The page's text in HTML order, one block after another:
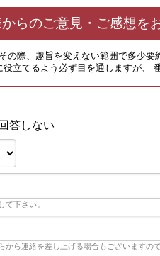
からのご意見・ご感想を
の際、趣旨を変えない範囲で多少要
立てるよう必ず目を通しますが
回答しない
下さい。
から連絡を差し上げる場合もございます